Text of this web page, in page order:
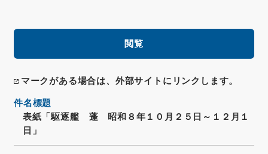
閲覧
マークがある場合は、外部サイトにリンクします。
件名標題
表紙「駆逐艦 蓬 昭和８年１０月２５日～１２月１
日」